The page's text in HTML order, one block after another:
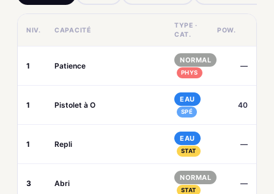
NIV. CAPACITÉ
TYPE ·
CAT.
POW.
1 Patience
NORMAL
PHYS
—
1 Pistolet à O
EAU
SPÉ
40
1 Repli
EAU
STAT
—
3 Abri
NORMAL
STAT
—